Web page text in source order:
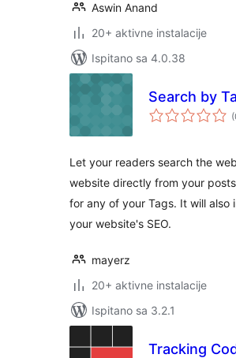
Aswin Anand
20+ aktivne instalacije
Ispitano sa 4.0.38
Search by
Let your readers search the
website directly from your
for any of your Tags. It will also
your website's SEO.
mayerz
20+ aktivne instalacije
Ispitano sa 3.2.1
Tracking